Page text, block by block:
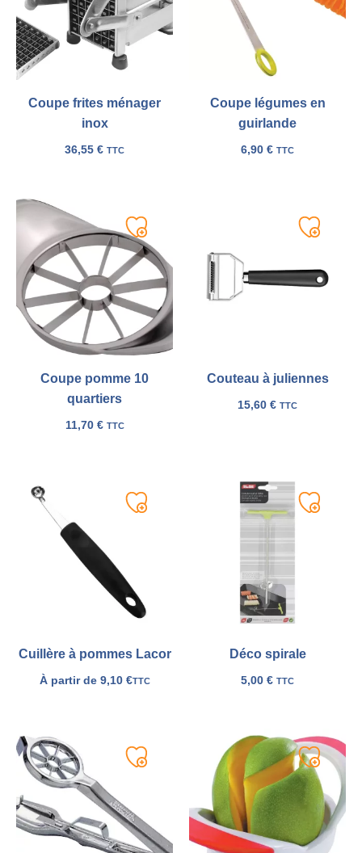
Coupe frites ménager
inox
36,55 € TTC
Coupe légumes en
guirlande
6,90 € TTC
Coupe pomme 10
quartiers
11,70 € TTC
Ajouter
à
ma
liste
Couteau à juliennes
15,60 € TTC
Ajouter
liste
Cuillère à pommes Lacor
À partir de 9,10 €TTC
Ajouter
Déco spirale
5,00 € TTC
Ajouter
Ajouter
Ajouter
à
ma
liste